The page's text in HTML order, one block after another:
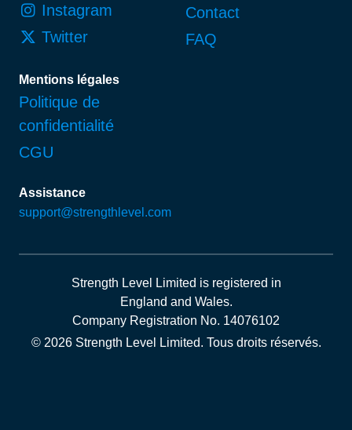
Instagram
Twitter
Contact
FAQ
Mentions légales
Politique de
confidentialité
CGU
Assistance
support@strengthlevel.com
Strength Level Limited is registered in
England and Wales.
Company Registration No. 14076102
© 2026 Strength Level Limited. Tous droits réservés.